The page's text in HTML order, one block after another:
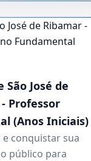
José de
Professor
(Anos Iniciais)
conquistar sua
público para